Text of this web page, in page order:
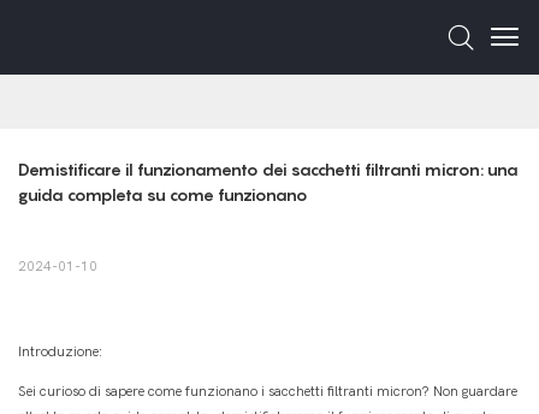
Demistificare il funzionamento dei sacchetti filtranti micron: una
guida completa su come funzionano
2024-01-10
Introduzione:
Sei curioso di sapere come funzionano i sacchetti filtranti micron? Non guardare